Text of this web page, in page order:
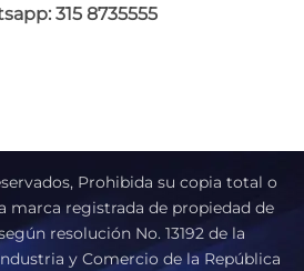
315 8735555
Prohibida su copia total o
marca registrada de propiedad de
resolución No. 13192 de la
y Comercio de la República